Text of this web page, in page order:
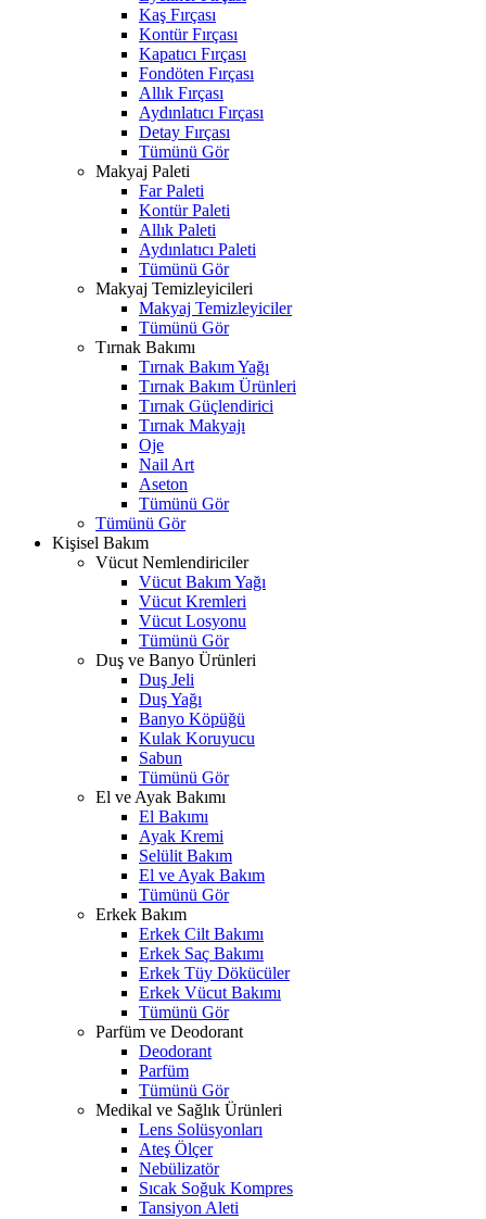
Kaş Fırçası
Kontür Fırçası
Kapatıcı Fırçası
Fondöten Fırçası
Allık Fırçası
Aydınlatıcı Fırçası
Detay Fırçası
Tümünü Gör
Makyaj Paleti
Far Paleti
Kontür Paleti
Allık Paleti
Aydınlatıcı Paleti
Tümünü Gör
Makyaj Temizleyicileri
Makyaj Temizleyiciler
Tümünü Gör
Tırnak Bakımı
Tırnak Bakım Yağı
Tırnak Bakım Ürünleri
Tırnak Güçlendirici
Tırnak Makyajı
Oje
Nail Art
Aseton
Tümünü Gör
Tümünü Gör
Kişisel Bakım
Vücut Nemlendiriciler
Vücut Bakım Yağı
Vücut Kremleri
Vücut Losyonu
Tümünü Gör
Duş ve Banyo Ürünleri
Duş Jeli
Duş Yağı
Banyo Köpüğü
Kulak Koruyucu
Sabun
Tümünü Gör
El ve Ayak Bakımı
El Bakımı
Ayak Kremi
Selülit Bakım
El ve Ayak Bakım
Tümünü Gör
Erkek Bakım
Erkek Cilt Bakımı
Erkek Saç Bakımı
Erkek Tüy Dökücüler
Erkek Vücut Bakımı
Tümünü Gör
Parfüm ve Deodorant
Deodorant
Parfüm
Tümünü Gör
Medikal ve Sağlık Ürünleri
Lens Solüsyonları
Ateş Ölçer
Nebülizatör
Sıcak Soğuk Kompres
Tansiyon Aleti